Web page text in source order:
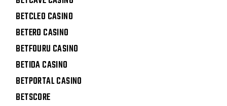
BETCLEO CASINO
BETERO CASINO
BETFOURU CASINO
BETIDA CASINO
BETPORTAL CASINO
BETSCORE